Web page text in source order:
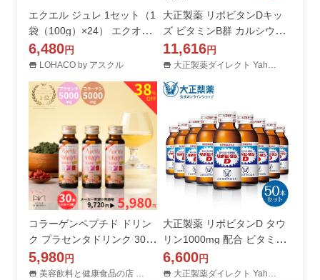
エクエル ジュレ 1セット（1
袋（100g）×24） エクオー
ル・カルシウム・ビタミン
D・コラーゲン 大塚製薬
6,480円
LOHACO by アスクル
大正製薬 リポビタンDキッ
ズ ビタミンB群 カルシウム
タウリン 50mL 60本 指定医
薬部外品
11,616円
大正製薬ダイレクト Yahoo!店
コラーゲンペプチド ドリン
ク プラセンタドリンク 30本
美容ドリンク コラーゲン ヒ
アルロン酸 プラセンタコラ
5,980円
美容飲料と健康食品の店 まりあ堂
大正製薬 リポビタンD タウ
リン1000mg 配合 ビタミン
B群 無水カフェイン 100ml 5
0本 指定医薬部外品 栄養ド
6,600円
大正製薬ダイレクト Yahoo!店